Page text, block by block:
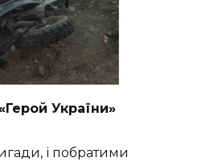
України»
і побратими